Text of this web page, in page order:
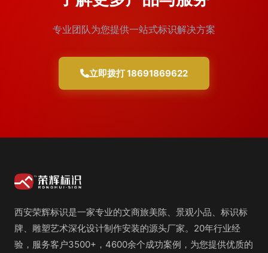
专业团队为您提供一站式标识解决方案
立即拨打 18691869622
西安荣辉标识是一家专业的文商旅美陈、景观小品、标识标
牌、雕塑艺术深化设计制作安装的源头厂家。20年行业经
验，服务客户3500+，4600余个成功案例，为您提供优质的